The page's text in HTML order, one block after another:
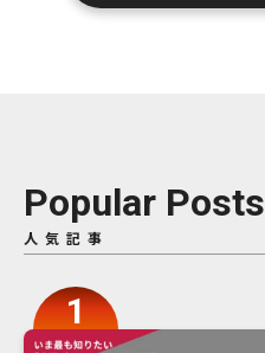
Popular Posts
人気記事